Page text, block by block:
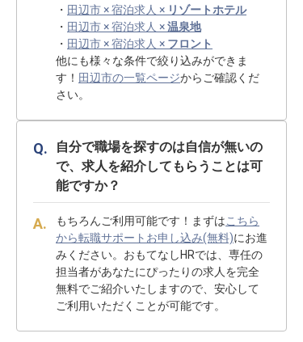
・ 田辺市 × 宿泊求人 × リゾートホテル
・ 田辺市 × 宿泊求人 ×温泉地
・ 田辺市 × 宿泊求人 × フロント
他にも様々な条件で絞り込みができま
す！ 田辺市の一覧ページからご確認くだ
さい。
自分で職場を探すのは自信が無いの
で、求人を紹介してもらうことは可
能ですか？
もちろんご利用可能です！まずはこちら
から転職サポートお申し込み(無料)にお進
みください。おもてなしHRでは、専任の
担当者があなたにぴったりの求人を完全
無料でご紹介いたしますので、安心して
ご利用いただくことが可能です。